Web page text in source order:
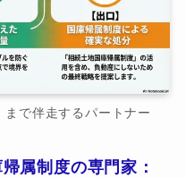
で伴走するパートナー
属制度の専門家：